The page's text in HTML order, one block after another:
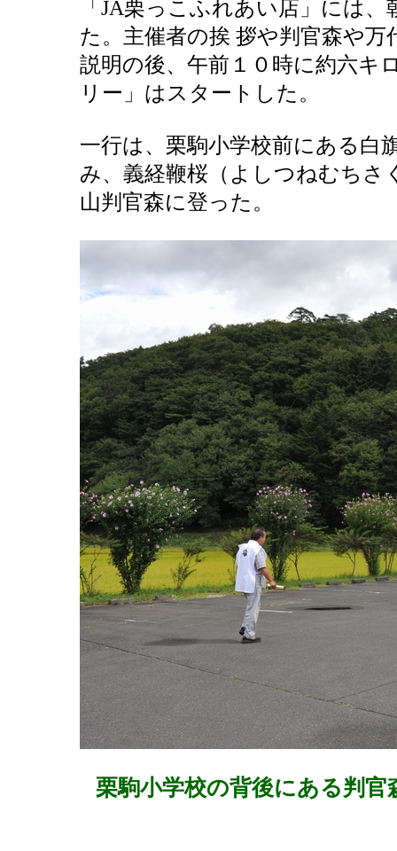
「JA栗っこふれあい店」には
た。主催者の挨 拶や判官森や
説明の後、午前１０時に約六キ
リー」はスタートした。
一行は、栗駒小学校前にある白
み、義経鞭桜（よしつねむちさ
山判官森に登った。
栗駒小学校の背後にある判